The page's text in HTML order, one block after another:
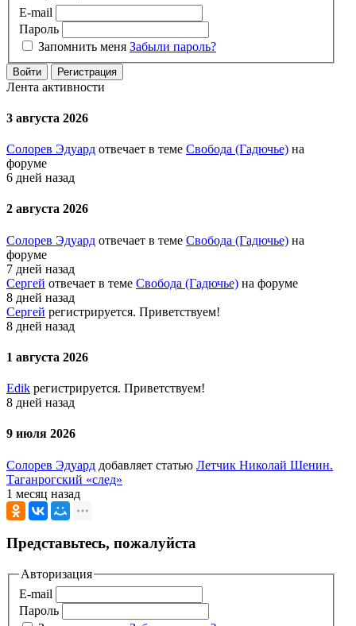
E-mail
Пароль
Запомнить меня Забыли пароль?
Войти Регистрация
Лента активности
3 августа 2026
Солорев Эдуард отвечает в теме Свобода (Гадючье) на
форуме
6 дней назад
2 августа 2026
Солорев Эдуард отвечает в теме Свобода (Гадючье) на
форуме
7 дней назад
Сергей отвечает в теме Свобода (Гадючье) на форуме
8 дней назад
Сергей регистрируется. Приветствуем!
8 дней назад
1 августа 2026
Edik регистрируется. Приветствуем!
8 дней назад
9 июля 2026
Солорев Эдуард добавляет статью Летчик Николай Шенин.
Таганрогский «след»
1 месяц назад
Представьтесь, пожалуйста
Авторизация
E-mail
Пароль